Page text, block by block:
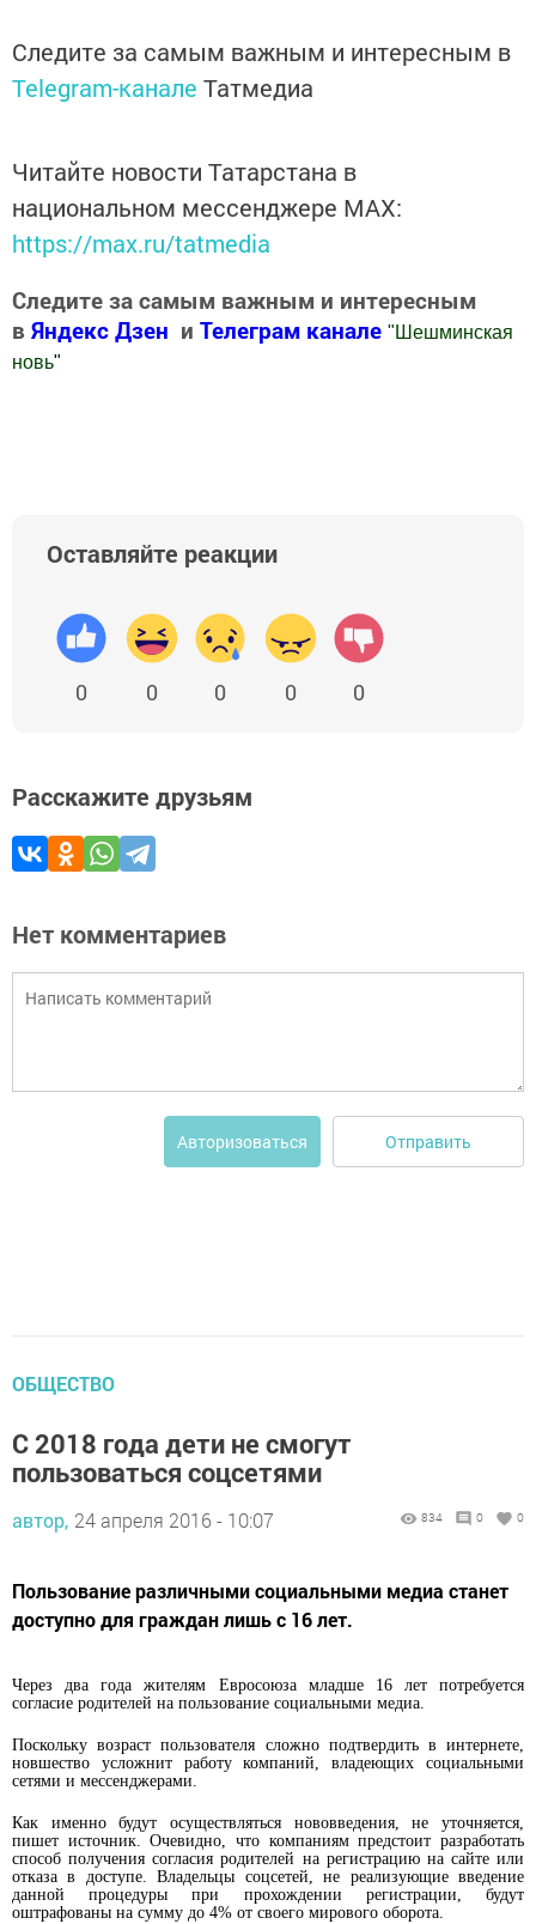
Следите за самым важным и интересным в
Telegram-канале Татмедиа
Читайте новости Татарстана в
национальном мессенджере MАХ:
https://max.ru/tatmedia
Следите за самым важным и интересным
в Яндекс Дзен и Телеграм канале " Шешминская
новь"
Оставляйте реакции
0 0 0 0 0
Расскажите друзьям
Нет комментариев
Авторизоваться Отправить
ОБЩЕСТВО
С 2018 года дети не смогут
пользоваться соцсетями
автор, 24 апреля 2016 - 10:07 834 0 0
Пользование различными социальными медиа станет
доступно для граждан лишь с 16 лет.
Через два года жителям Евросоюза младше 16 лет потребуется
согласие родителей на пользование социальными медиа.
Поскольку возраст пользователя сложно подтвердить в интернете,
новшество усложнит работу компаний, владеющих социальными
сетями и мессенджерами.
Как именно будут осуществляться нововведения, не уточняется,
пишет источник. Очевидно, что компаниям предстоит разработать
способ получения согласия родителей на регистрацию на сайте или
отказа в доступе. Владельцы соцсетей, не реализующие введение
данной процедуры при прохождении регистрации, будут
оштрафованы на сумму до 4% от своего мирового оборота.